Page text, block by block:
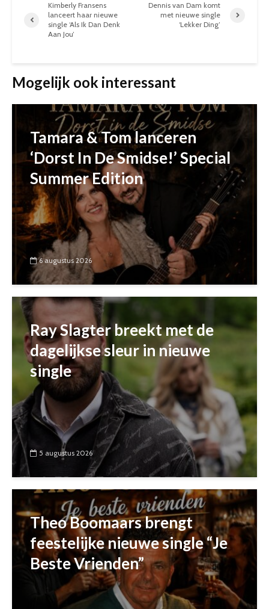
Kimberly Fransens
lanceert haar nieuwe
single ‘Als Ik Dan Denk
Aan Jou’
Dennis van Dam komt
met nieuwe single
‘Lekker Ding’
Mogelijk ook interessant
Tamara & Tom lanceren
‘Dorst In De Smidse!’ Special
Summer Edition
6 augustus 2026
Ray Slagter breekt met de
dagelijkse sleur in nieuwe
single
5 augustus 2026
Theo Boomaars brengt
feestelijke nieuwe single “Je
Beste Vrienden”